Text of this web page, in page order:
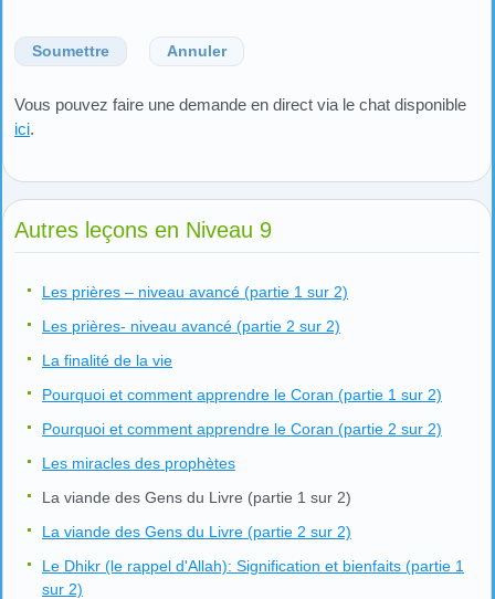
Soumettre Annuler
Vous pouvez faire une demande en direct via le chat disponible
ici.
Autres leçons en Niveau 9
Les prières – niveau avancé (partie 1 sur 2)
Les prières- niveau avancé (partie 2 sur 2)
La finalité de la vie
Pourquoi et comment apprendre le Coran (partie 1 sur 2)
Pourquoi et comment apprendre le Coran (partie 2 sur 2)
Les miracles des prophètes
La viande des Gens du Livre (partie 1 sur 2)
La viande des Gens du Livre (partie 2 sur 2)
Le Dhikr (le rappel d'Allah): Signification et bienfaits (partie 1
sur 2)